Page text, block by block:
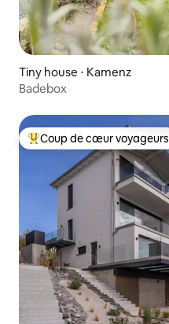
Tiny house ⋅ Kamenz
Badebox
Coups de cœur voyageurs
Coup de cœur voyageurs